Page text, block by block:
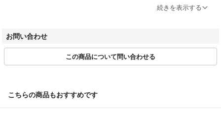
また、公式ショップでは取引メッセージ機能が無いため、個別にご連絡
ご不明点ございます場合は、問い合わせフォームよりお問い合わせをお
願いいたします。
・営業日午前11時30分で当日発送の注文を締め切りとさせていただい
続きを表示する
お問い合わせ
この商品について問い合わせる
こちらの商品もおすすめです